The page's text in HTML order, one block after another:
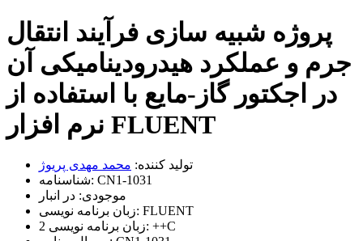
پروژه شبیه سازی فرآیند انتقال
جرم و عملکرد هیدرودینامیکی آن
در اجکتور گاز-مایع با استفاده از
نرم افزار FLUENT
تولید کننده: محمد مهدی پریوژ
شناسنامه: CN1-1031
موجودی: در انبار
زبان برنامه نویسی: FLUENT
زبان برنامه نویسی 2: ++C